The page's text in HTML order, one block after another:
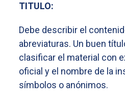
TITULO:
Debe describir el
abreviaturas. Un buen
clasificar el material con
oficial y el nombre de la
símbolos o anónimos.